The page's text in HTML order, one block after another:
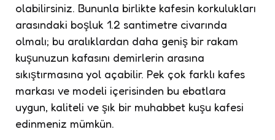
olabilirsiniz. Bununla birlikte kafesin korkulukları
arasındaki boşluk 1.2 santimetre civarında
olmalı; bu aralıklardan daha geniş bir rakam
kuşunuzun kafasını demirlerin arasına
sıkıştırmasına yol açabilir. Pek çok farklı kafes
markası ve modeli içerisinden bu ebatlara
uygun, kaliteli ve şık bir muhabbet kuşu kafesi
edinmeniz mümkün.